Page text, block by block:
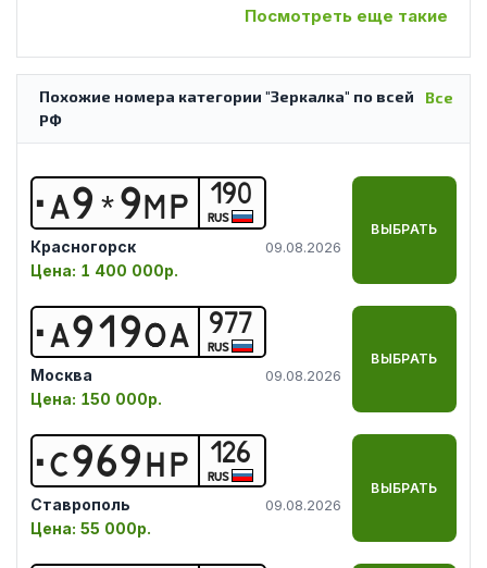
Посмотреть еще такие
Все
Похожие номера категории "Зеркалка" по всей
РФ
А9 *9МР 190
RUS
Красногорск 09.08.2026
Цена: 1 400 000р.
ВЫБРАТЬ
А91 9ОА 977
RUS
Москва 09.08.2026
Цена: 150 000р.
ВЫБРАТЬ
С969НР 126
RUS
Ставрополь 09.08.2026
Цена: 55 000р.
ВЫБРАТЬ